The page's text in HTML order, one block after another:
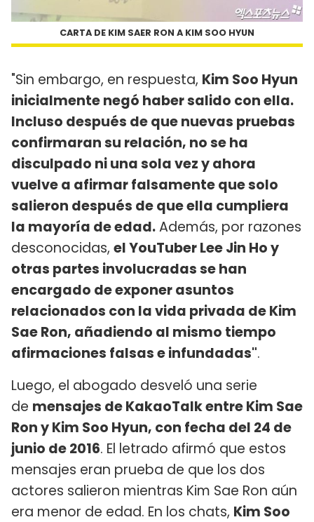
CARTA DE KIM SAER RON A KIM SOO HYUN
"Sin embargo, en respuesta, Kim Soo Hyun
inicialmente negó haber salido con ella.
Incluso después de que nuevas pruebas
confirmaran su relación, no se ha
disculpado ni una sola vez y ahora
vuelve a afirmar falsamente que solo
salieron después de que ella cumpliera
la mayoría de edad.Además, por razones
desconocidas, el YouTuber Lee Jin Ho y
otras partes involucradas se han
encargado de exponer asuntos
relacionados con la vida privada de Kim
Sae Ron, añadiendo al mismo tiempo
afirmaciones falsas e infundadas".
Luego, el abogado desveló una serie
de mensajes de KakaoTalk entre Kim Sae
Ron y Kim Soo Hyun, con fecha del 24 de
junio de 2016. El letrado afirmó que estos
mensajes eran prueba de que los dos
actores salieron mientras Kim Sae Ron aún
era menor de edad. En los chats, Kim Soo